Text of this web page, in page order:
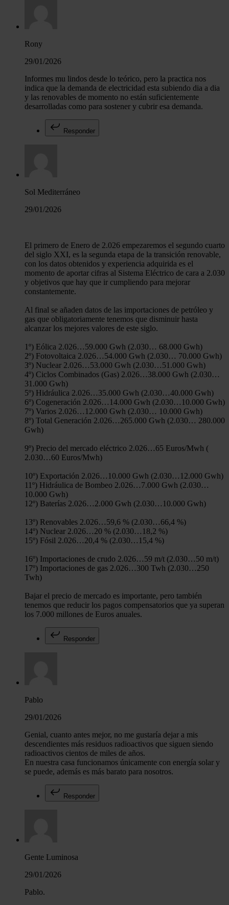
Rony
29/01/2026
Informes mu lindos desde lo teórico, pero la practica nos
indica que la demanda de electricidad esta subiendo dia a dia
y las renovables de momento no están suficientemente
desarrolladas como para sostener y cubrir esa demanda.
Responder
Sol Mediterráneo
29/01/2026
El primero de Enero de 2.026 empezaremos el segundo cuarto
del siglo XXI, es la segunda etapa de la transición renovable,
con los datos obtenidos y experiencia adquirida es el
momento de aportar cifras al Sistema Eléctrico de cara a 2.030
y objetivos que hay que ir cumpliendo para mejorar
constantemente.
Al final se añaden datos de las importaciones de petróleo y
gas que obligatoriamente tenemos que disminuir hasta
alcanzar los mejores valores de este siglo.
1º) Eólica 2.026…59.000 Gwh (2.030… 68.000 Gwh)
2º) Fotovoltaica 2.026…54.000 Gwh (2.030… 70.000 Gwh)
3º) Nuclear 2.026…53.000 Gwh (2.030…51.000 Gwh)
4º) Ciclos Combinados (Gas) 2.026…38.000 Gwh (2.030…
31.000 Gwh)
5º) Hidráulica 2.026…35.000 Gwh (2.030…40.000 Gwh)
6º) Cogeneración 2.026…14.000 Gwh (2.030…10.000 Gwh)
7º) Varios 2.026…12.000 Gwh (2.030… 10.000 Gwh)
8º) Total Generación 2.026…265.000 Gwh (2.030… 280.000
Gwh)
9º) Precio del mercado eléctrico 2.026…65 Euros/Mwh (
2.030…60 Euros/Mwh)
10º) Exportación 2.026…10.000 Gwh (2.030…12.000 Gwh)
11º) Hidráulica de Bombeo 2.026…7.000 Gwh (2.030…
10.000 Gwh)
12º) Baterías 2.026…2.000 Gwh (2.030…10.000 Gwh)
13º) Renovables 2.026…59,6 % (2.030…66,4 %)
14º) Nuclear 2.026…20 % (2.030…18,2 %)
15º) Fósil 2.026…20,4 % (2.030…15,4 %)
16º) Importaciones de crudo 2.026…59 m/t (2.030…50 m/t)
17º) Importaciones de gas 2.026…300 Twh (2.030…250
Twh)
Bajar el precio de mercado es importante, pero también
tenemos que reducir los pagos compensatorios que ya superan
los 7.000 millones de Euros anuales.
Responder
Pablo
29/01/2026
Genial, cuanto antes mejor, no me gustaría dejar a mis
descendientes más residuos radioactivos que siguen siendo
radioactivos cientos de miles de años.
En nuestra casa funcionamos únicamente con energía solar y
se puede, además es más barato para nosotros.
Responder
Gente Luminosa
29/01/2026
Pablo.